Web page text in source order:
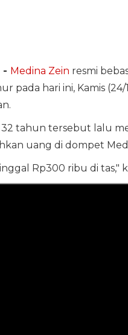
- Medina Zein resmi
pada hari ini, Kamis
tahun tersebut lalu
uang di dompet
Rp300 ribu di tas,"